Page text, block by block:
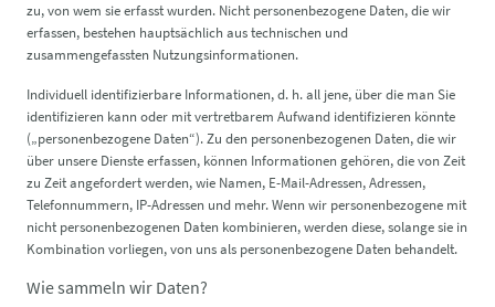
zu, von wem sie erfasst wurden. Nicht personenbezogene Daten, die wir
erfassen, bestehen hauptsächlich aus technischen und
zusammengefassten Nutzungsinformationen.
Individuell identifizierbare Informationen, d. h. all jene, über die man Sie
identifizieren kann oder mit vertretbarem Aufwand identifizieren könnte
(„personenbezogene Daten“). Zu den personenbezogenen Daten, die wir
über unsere Dienste erfassen, können Informationen gehören, die von Zeit
zu Zeit angefordert werden, wie Namen, E-Mail-Adressen, Adressen,
Telefonnummern, IP-Adressen und mehr. Wenn wir personenbezogene mit
nicht personenbezogenen Daten kombinieren, werden diese, solange sie in
Kombination vorliegen, von uns als personenbezogene Daten behandelt.
Wie sammeln wir Daten?